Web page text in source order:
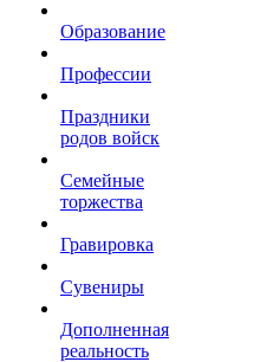
Образование
Профессии
Праздники
родов войск
Семейные
торжества
Гравировка
Сувениры
Дополненная
реальность